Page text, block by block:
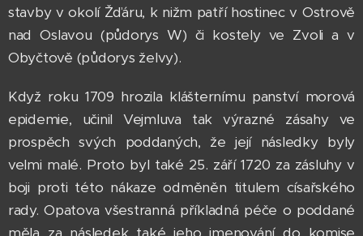
stavby v okolí Žďáru, k nižm patří hostinec v Ostrově
nad Oslavou (půdorys W) či kostely ve Zvoli a v
Obyčtově (půdorys želvy).
Když roku 1709 hrozila klášternímu panství morová
epidemie, učinil Vejmluva tak výrazné zásahy ve
prospěch svých poddaných, že její následky byly
velmi malé. Proto byl také 25. září 1720 za zásluhy v
boji proti této nákaze odměněn titulem císařského
rady. Opatova všestranná příkladná péče o poddané